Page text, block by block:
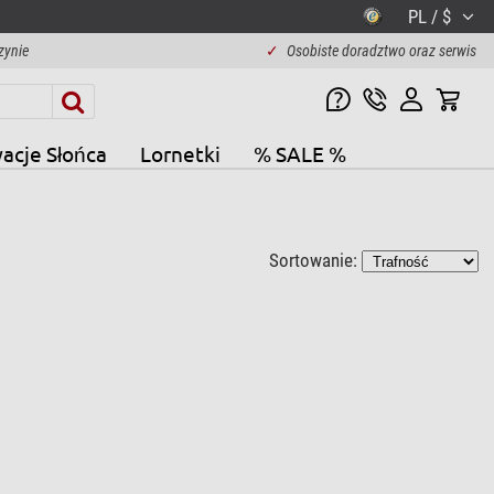
PL / $
✓ Osobiste doradztwo oraz serwis
Słońca Lornetki % SALE %
Sortowanie: